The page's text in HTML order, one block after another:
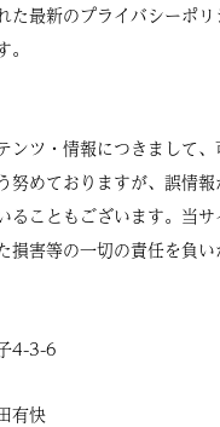
た最新のプライバシーポ
ンツ・情報につきまして
努めておりますが、誤情
ることもございます。当
損害等の一切の責任を負
4-3-6
有快